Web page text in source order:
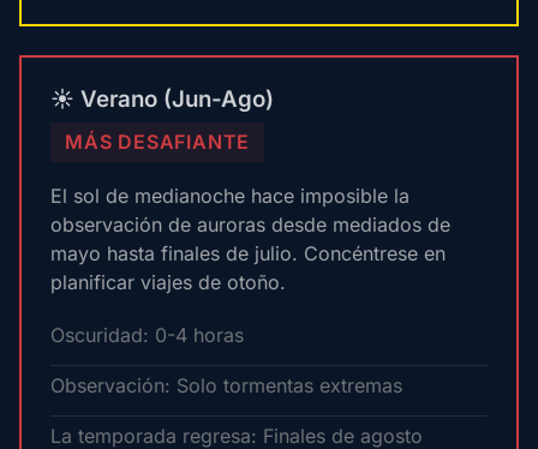
☀️ Verano (Jun-Ago)
MÁS DESAFIANTE
El sol de medianoche hace imposible la
observación de auroras desde mediados de
mayo hasta finales de julio. Concéntrese en
planificar viajes de otoño.
Oscuridad: 0-4 horas
Observación: Solo tormentas extremas
La temporada regresa: Finales de agosto